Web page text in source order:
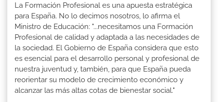
La Formación Profesional es una apuesta estratégica
para España. No lo decimos nosotros, lo afirma el
Ministro de Educación: "...necesitamos una Formación
Profesional de calidad y adaptada a las necesidades de
la sociedad. El Gobierno de España considera que esto
es esencial para el desarrollo personal y profesional de
nuestra juventud y, también, para que España pueda
reorientar su modelo de crecimiento económico y
alcanzar las más altas cotas de bienestar social."